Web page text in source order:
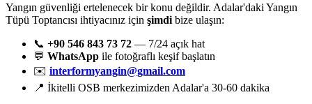
Yangın güvenliği ertelenecek bir konu değildir. Adalar'daki Yangın
Tüpü Toptancısı ihtiyacınız için şimdi bize ulaşın:
📞 +90 546 843 73 72 — 7/24 açık hat
💬 WhatsApp ile fotoğraflı keşif başlatın
✉️ interformyangin@gmail.com
📍 İkitelli OSB merkezimizden Adalar'a 30-60 dakika